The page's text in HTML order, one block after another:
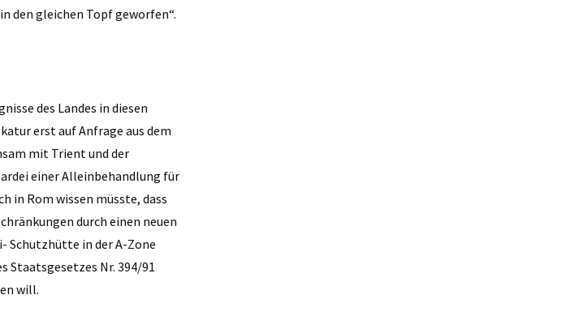
den gleichen Topf geworfen“.
des Landes in diesen
erst auf Anfrage aus dem
mit Trient und der
einer Alleinbehandlung für
in Rom wissen müsste, dass
durch einen neuen
Schutzhütte in der A-Zone
Staatsgesetzes Nr. 394/91
will.